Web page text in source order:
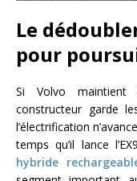
Le
pour
Si Volvo maintient
constructeur garde
l’électrification
temps qu’il lance
hybride